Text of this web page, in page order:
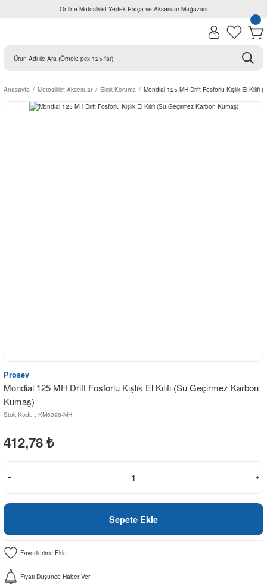
Online Motosiklet Yedek Parça ve Aksesuar Mağazası
Anasayfa Motosiklet Aksesuar Elcik Koruma Mondial 125 MH Drift Fosforlu Kışlık El
Prosev
Mondial 125 MH Drift Fosforlu Kışlık El Kılıfı (Su Geçirmez Karbon
Kumaş)
Stok Kodu : KM6398-MH
412,78 ₺
Sepete Ekle
Fiyatı Düşünce Haber Ver